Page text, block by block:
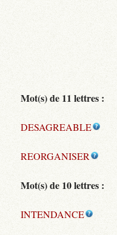
Mot(s) de 11 lettres :
DESAGREABLE
REORGANISER
Mot(s) de 10 lettres :
INTENDANCE